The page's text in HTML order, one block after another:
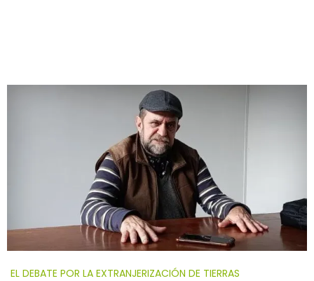
EL DEBATE POR LA EXTRANJERIZACIÓN DE TIERRAS